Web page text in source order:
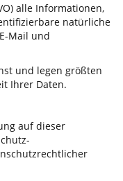
alle Informationen,
natürliche
Mail und
und legen größten
Ihrer Daten.
auf dieser